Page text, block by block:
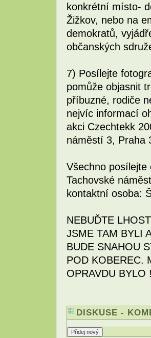
konkrétní místo-
Žižkov, nebo na
demokratů,
občanských
7) Posílejte
pomůže objasnit
příbuzné, rodiče
nejvíc informací
akci Czechtekk
náměstí 3, Praha
Všechno posílejte
Tachovské
kontaktní osoba:
NEBUĎTE
JSME TAM BYLI
BUDE SNAHOU
POD KOBEREC.
OPRAVDU BYLO
DISKUSE -